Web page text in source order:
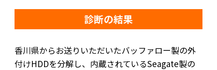
診断の結果
香川県からお送りいただいたバッファロー製の外
付けHDDを分解し、内蔵されているSeagate製の